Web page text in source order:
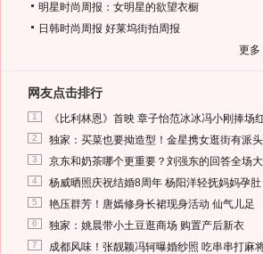
明星时尚周报：女明星的欲望衣橱
日韩时尚周报 好莱坞街拍周报
更多
网友点击排行
1 《比利林恩》首映 章子怡范冰冰冯小刚捧场
2 独家：买菜也要拗造型！金星携女逛街有派头
3 京东和奶茶哪个更重要？刘强东的回答全场大
4 杨威晒照庆祝结婚8周年 杨阳洋轻抚妈妈孕肚
5 艳压群芳！唐嫣修身长裙现身活动 仙气儿足
6 独家：姚晨带小土豆逛商场 购置产后新衣
7 成都风味！张靓颖冯轲曝婚纱照 吃串串打麻